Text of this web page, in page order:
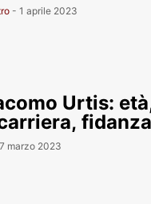
- 1 aprile 2023
Urtis:
7 marzo 2023